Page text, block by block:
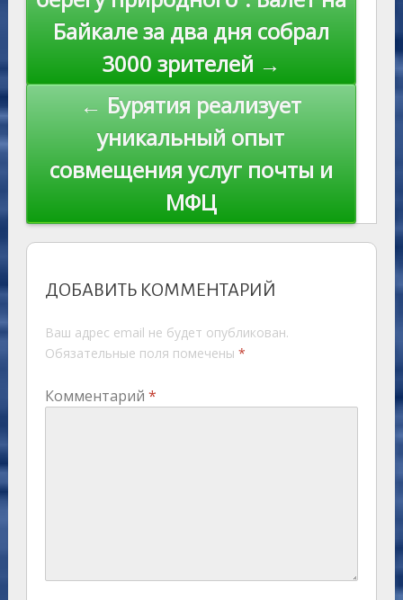
ki
записям
Байкале за два дня собрал
3000 зрителей →
← Бурятия реализует
уникальный опыт
совмещения услуг почты и
МФЦ
ДОБАВИТЬ КОММЕНТАРИЙ
Ваш адрес email не будет опубликован.
Обязательные поля помечены *
Комментарий *